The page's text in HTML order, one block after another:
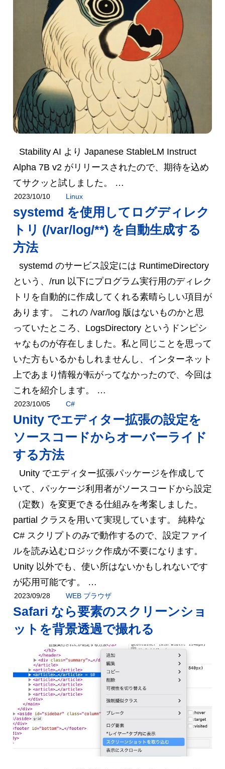
Stability AI より Japanese StableLM Instruct
Alpha 7B v2 がリリースされたので、期待を込め
てサクッと試しました。 …
2023/10/10 Linux
systemd を使用してログディレク
トリ (/var/log/**) を自動生成する
方法
systemd のサービス設定には RuntimeDirectory
という、/run 以下にプログラム実行用のディレク
トリを自動的に作成してくれる素晴らしい項目が
あります。 これの /var/log 版はないものかと思
っていたところ、LogsDirectory というドンピシ
ャなものが存在しました。私と同じことを思って
いた方もいるかもしれませんし、インターネット
上であまり情報が転がってなかったので、今回は
これを紹介します。 …
2023/10/05 C#
Unity でエディター拡張の設定を
ソースコードからオーバーライド
する方法
Unity でエディター拡張パッケージを作成して
いて、パッケージ利用者がソースコードから設定
（定数）を変更できる仕組みを考案しました。
partial クラスを用いて実現しています。 純粋な
C# スクリプトのみで動作するので、設定ファイ
ルを読み込むロジック作成が不要になります。
Unity 以外でも、使い所はないかもしれないです
が応用可能です。 …
2023/09/28 WEB ブラウザ
Safari なら要素のスクリーンショ
ットを背景透過で撮れる